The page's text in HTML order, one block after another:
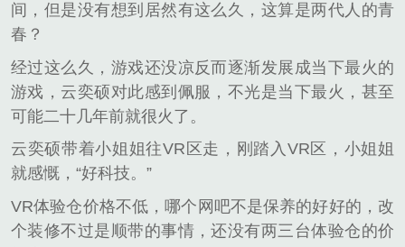
间，但是没有想到居然有这么久，这算是两代人的青
春？
经过这么久，游戏还没凉反而逐渐发展成当下最火的
游戏，云奕硕对此感到佩服，不光是当下最火，甚至
可能二十几年前就很火了。
云奕硕带着小姐姐往VR区走，刚踏入VR区，小姐姐
就感慨，“好科技。”
VR体验仓价格不低，哪个网吧不是保养的好好的，改
个装修不过是顺带的事情，还没有两三台体验仓的价